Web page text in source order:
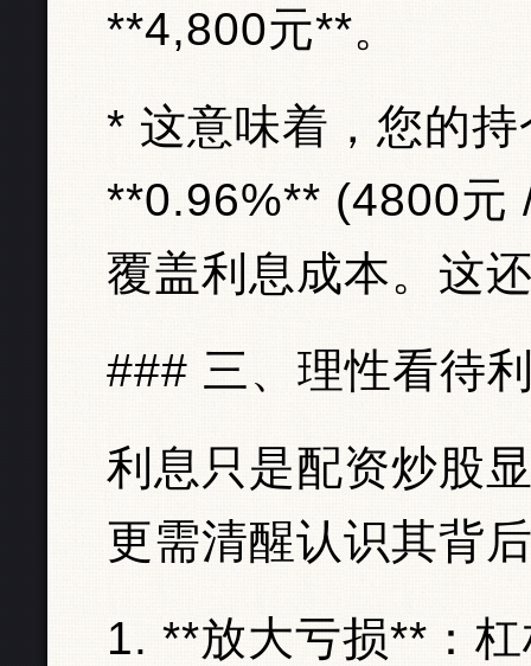
**4,800元**。
* 这意味着，您的
**0.96%** (4800元
覆盖利息成本。这
### 三、理性看待
利息只是配资炒股
更需清醒认识其背
1. **放大亏损**：